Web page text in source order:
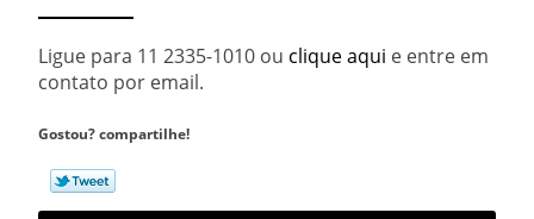
Ligue para 11 2335-1010 ou clique aqui e entre em
contato por email.
Gostou? compartilhe!